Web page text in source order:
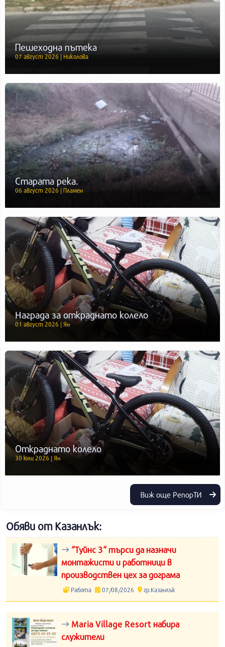
Пешеходна пътека
07 август 2026 | Николова
Старата река.
06 август 2026 | Пламен
Награда за откраднато колело
01 август 2026 | Ян
Откраднато колело
30 юли 2026 | Ян
Виж още РепорТИ
Обяви от Казанлък:
“Туйнс 3“ търси да назначи
монтажисти и работници в
производствен цех за дограма
Работа 07/08/2026 гр.Казанлък
Maria Village Resort набира
служители